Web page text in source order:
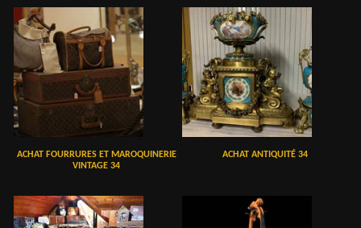
ACHAT FOURRURES ET MAROQUINERIE
VINTAGE 34
ACHAT ANTIQUITÉ 34